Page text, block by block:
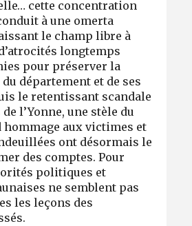
cette concentration
à une omerta
le champ libre à
longtemps
pour préserver la
département et de ses
le retentissant scandale
l’Yonne, une stèle du
aux victimes et
ont désormais le
des comptes. Pour
politiques et
ne semblent pas
les leçons des